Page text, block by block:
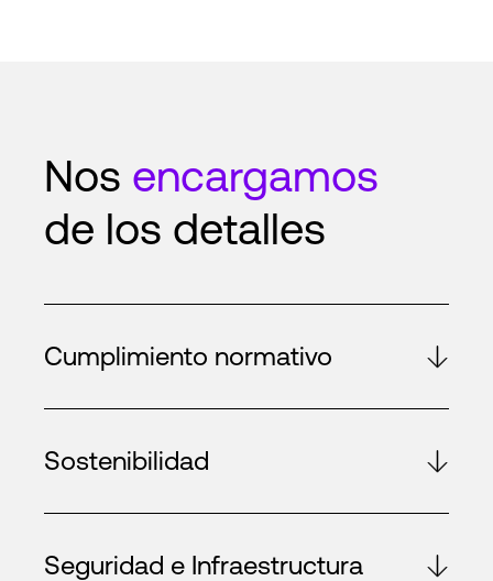
Nos encargamos
de los detalles
Cumplimiento normativo
Sostenibilidad
Seguridad e Infraestructura